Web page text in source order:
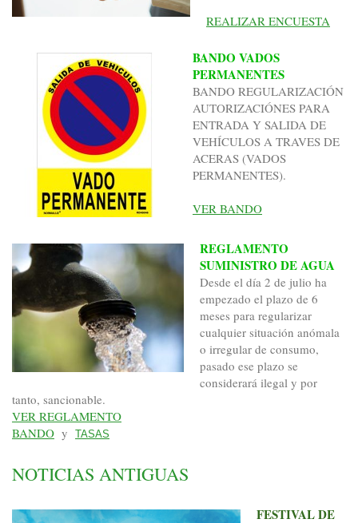
REALIZAR ENCUESTA
BANDO VADOS
PERMANENTES
BANDO REGULARIZACIÓN
AUTORIZACIÓNES PARA
ENTRADA Y SALIDA DE
VEHÍCULOS A TRAVES DE
ACERAS (VADOS
PERMANENTES).
VER BANDO
REGLAMENTO
SUMINISTRO DE AGUA
Desde el día 2 de julio ha
empezado el plazo de 6
meses para regularizar
cualquier situación anómala
o irregular de consumo,
pasado ese plazo se
considerará ilegal y por
tanto, sancionable.
VER REGLAMENTO
BANDO y TASAS
NOTICIAS ANTIGUAS
FESTIVAL DE